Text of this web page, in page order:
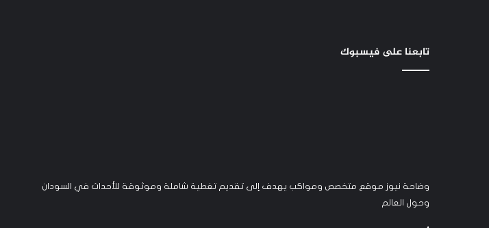
تابعنا على فيسبوك
وضاحة نيوز موقع متخصص ومواكب يهدف إلى تقديم تغطية شاملة وموثوقة للأحداث في السودان
وحول العالم